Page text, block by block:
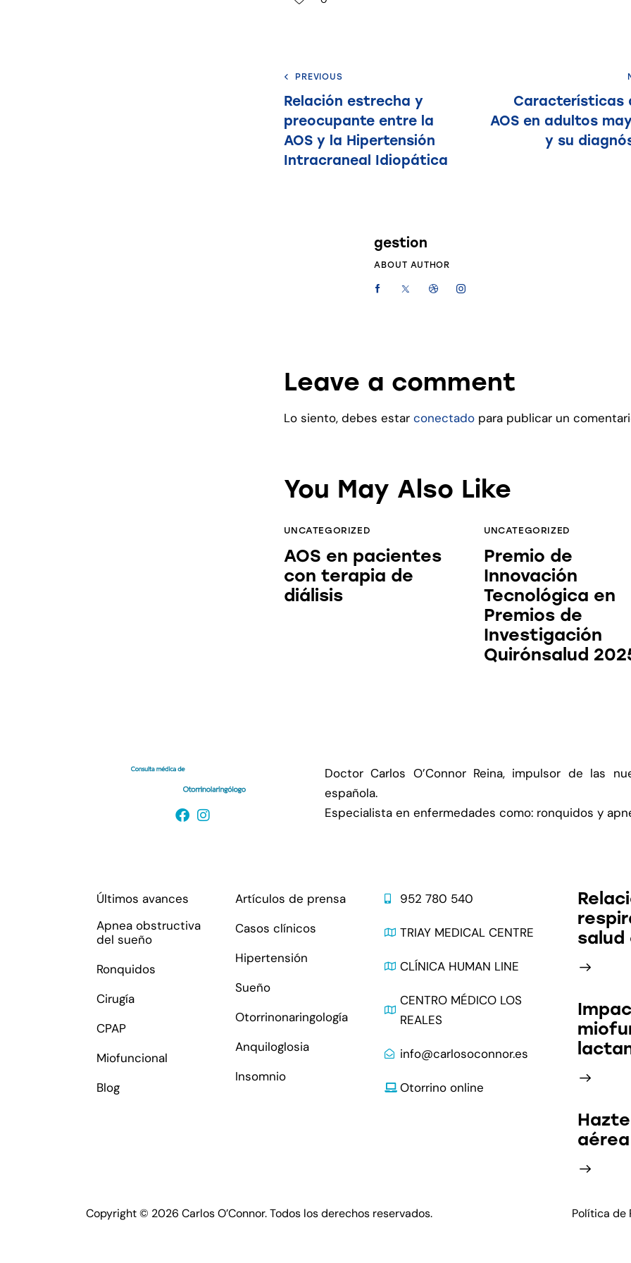
PREVIOUS
Relación estrecha y
preocupante entre la
AOS y la Hipertensión
Intracraneal Idiopática
Características
AOS en adultos
y su
gestion
ABOUT AUTHOR
Leave a comment
Lo siento, debes estarconectado para publicar un
You May Also Like
UNCATEGORIZED
AOS en pacientes
con terapia de
diálisis
UNCATEGORIZED
Premio de
Innovación
Tecnológica en
Premios de
Investigación
Quirónsalud
Doctor Carlos O’Connor Reina, impulsor de las
española.
Especialista en enfermedades como: ronquidos y
Últimos avances
Apnea obstructiva
del sueño
Ronquidos
Cirugía
CPAP
Miofuncional
Blog
Artículos de prensa
Casos clínicos
Hipertensión
Sueño
Otorrinonaringología
Anquiloglosia
Insomnio
952 780 540
TRIAY MEDICAL CENTRE
CLÍNICA HUMAN LINE
CENTRO MÉDICO LOS
REALES
info@carlosoconnor.es
Otorrino online
salud
Copyright © 2026 Carlos O’Connor. Todos los derechos reservados. Política de